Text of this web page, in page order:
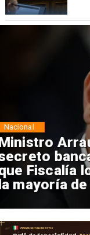
Actriz
Oscar con
Anne
Nacional